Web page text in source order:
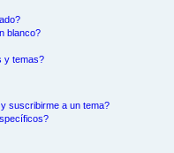
blanco?
y temas?
suscribirme a un tema?